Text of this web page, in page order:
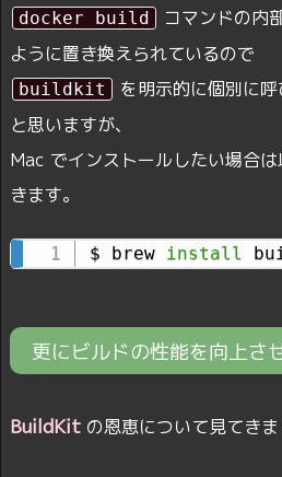
docker build コマンドの内
ように置き換えられているので
buildkit
を明示的に個別に
と思いますが、
Mac でインストールしたい場合
きます。
$ brew install
更にビルドの性能を向上さ
BuildKit の恩恵について見てきま